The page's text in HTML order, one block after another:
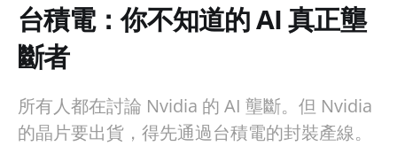
台積電：你不知道的 AI 真正壟
斷者
所有人都在討論 Nvidia 的 AI 壟斷。但 Nvidia
的晶片要出貨，得先通過台積電的封裝產線。